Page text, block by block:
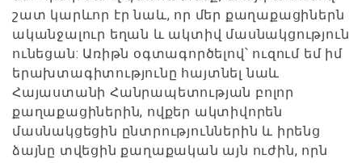
շատ կարևոր էր նաև, որ մեր քաղաքացիներն
ականջալուր եղան և ակտիվ մասնակցություն
ունեցան: Առիթն օգտագործելով՝ ուզում եմ իմ
երախտագիտությունը հայտնել նաև
Հայաստանի Հանրապետության բոլոր
քաղաքացիներին, ովքեր ակտիվորեն
մասնակցեցին ընտրություններին և իրենց
ձայնը տվեցին քաղաքական այն ուժին, որն